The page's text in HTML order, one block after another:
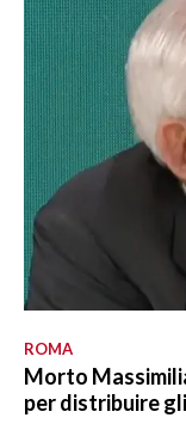
ROMA
Morto
per distribuire